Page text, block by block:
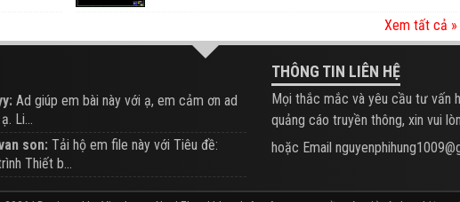
Xem tất cả »
Ad giúp em bài này với ạ, em cảm ơn ad
Li...
son: Tải hộ em file này với Tiêu đề:
Thiết b...
THÔNG TIN LIÊN HỆ
Mọi thắc mắc và yêu cầu tư vấn
quảng cáo truyền thông, xin vui
hoặc Email